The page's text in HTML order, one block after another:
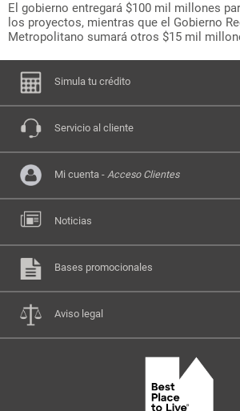
El gobierno entregará $100 mil millones
los proyectos, mientras que el Gobierno
Metropolitano sumará otros $15 mil
Simula tu crédito
Servicio al cliente
Mi cuenta - Acceso Clientes
Noticias
Bases promocionales
Aviso legal